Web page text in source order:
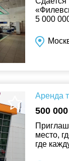
5 000
Аренда
500
место,
где